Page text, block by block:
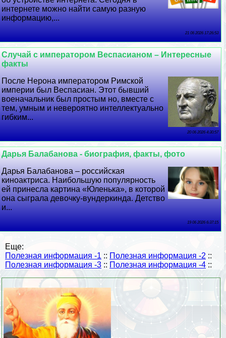
интернете можно найти самую разную
информацию,...
21 06 2026 17:26:53
Случай с императором Веспасианом – Интересные
факты
После Нерона императором Римской
империи был Веспасиан. Этот бывший
военачальник был простым но, вместе с
тем, умным и невероятно интеллектуально
гибким...
20 06 2026 4:30:57
Дарья Балабанова - биография, факты, фото
Дарья Балабанова – российская
киноактриса. Наибольшую популярность
ей принесла картина «Юленька», в которой
она сыграла дeвoчку-вундеркинда. Детство
и...
19 06 2026 6:37:15
Еще:
Полезная информация -1 :: Полезная информация -2 ::
Полезная информация -3 :: Полезная информация -4 ::